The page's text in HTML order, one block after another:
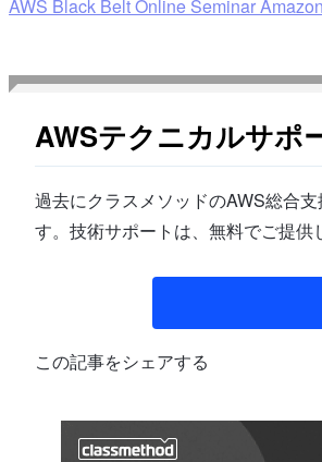
AWS Black Belt Online Seminar
AWSテクニカルサポ
過去にクラスメソッドのAWS総合
す。技術サポートは、無料でご提供
この記事をシェアする